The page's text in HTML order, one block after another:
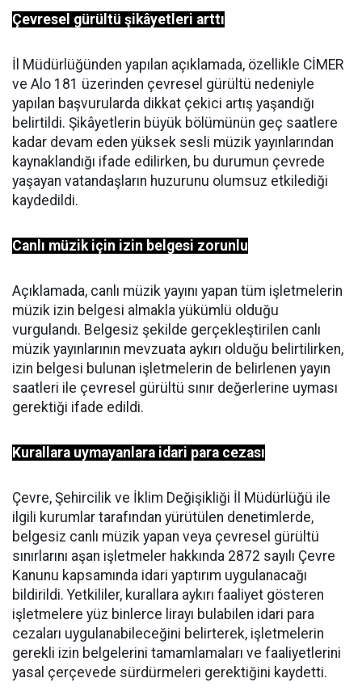
Çevresel gürültü şikâyetleri arttı
İl Müdürlüğünden yapılan açıklamada, özellikle CİMER
ve Alo 181 üzerinden çevresel gürültü nedeniyle
yapılan başvurularda dikkat çekici artış yaşandığı
belirtildi. Şikâyetlerin büyük bölümünün geç saatlere
kadar devam eden yüksek sesli müzik yayınlarından
kaynaklandığı ifade edilirken, bu durumun çevrede
yaşayan vatandaşların huzurunu olumsuz etkilediği
kaydedildi.
Canlı müzik için izin belgesi zorunlu
Açıklamada, canlı müzik yayını yapan tüm işletmelerin
müzik izin belgesi almakla yükümlü olduğu
vurgulandı. Belgesiz şekilde gerçekleştirilen canlı
müzik yayınlarının mevzuata aykırı olduğu belirtilirken,
izin belgesi bulunan işletmelerin de belirlenen yayın
saatleri ile çevresel gürültü sınır değerlerine uyması
gerektiği ifade edildi.
Kurallara uymayanlara idari para cezası
Çevre, Şehircilik ve İklim Değişikliği İl Müdürlüğü ile
ilgili kurumlar tarafından yürütülen denetimlerde,
belgesiz canlı müzik yapan veya çevresel gürültü
sınırlarını aşan işletmeler hakkında 2872 sayılı Çevre
Kanunu kapsamında idari yaptırım uygulanacağı
bildirildi. Yetkililer, kurallara aykırı faaliyet gösteren
işletmelere yüz binlerce lirayı bulabilen idari para
cezaları uygulanabileceğini belirterek, işletmelerin
gerekli izin belgelerini tamamlamaları ve faaliyetlerini
yasal çerçevede sürdürmeleri gerektiğini kaydetti.